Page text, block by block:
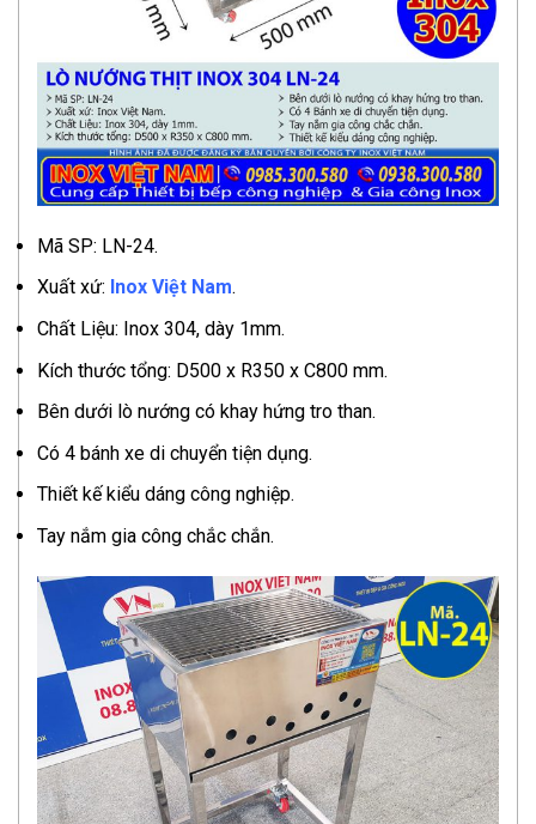
Mã SP: LN-24.
Xuất xứ: Inox Việt Nam.
Chất Liệu: Inox 304, dày 1mm.
Kích thước tổng: D500 x R350 x C800 mm.
Bên dưới lò nướng có khay hứng tro than.
Có 4 bánh xe di chuyển tiện dụng.
Thiết kế kiểu dáng công nghiệp.
Tay nắm gia công chắc chắn.